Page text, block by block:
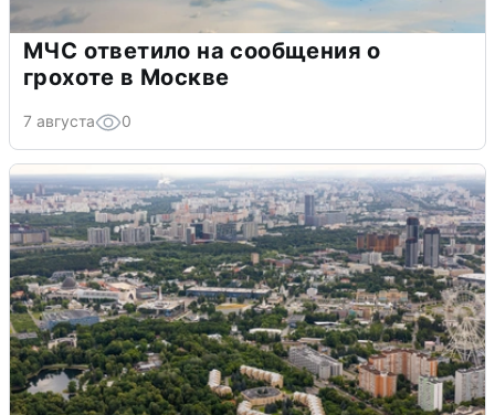
МЧС ответило на сообщения о
грохоте в Москве
7 августа 0